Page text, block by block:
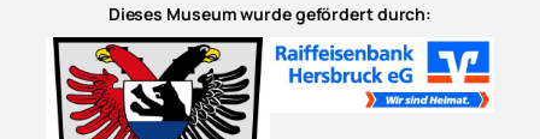
Dieses Museum wurde gefördert durch: